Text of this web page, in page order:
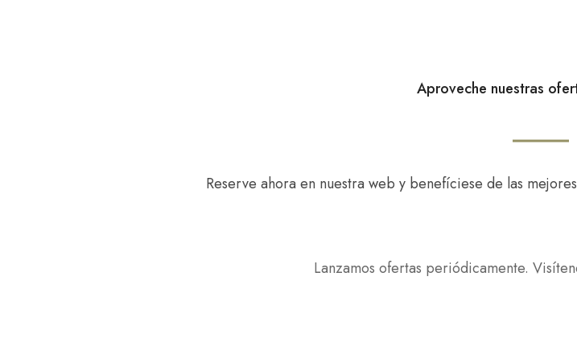
Aproveche nuestras
Reserve ahora en nuestra web y benefíciese de las
Lanzamos ofertas periódicamente.